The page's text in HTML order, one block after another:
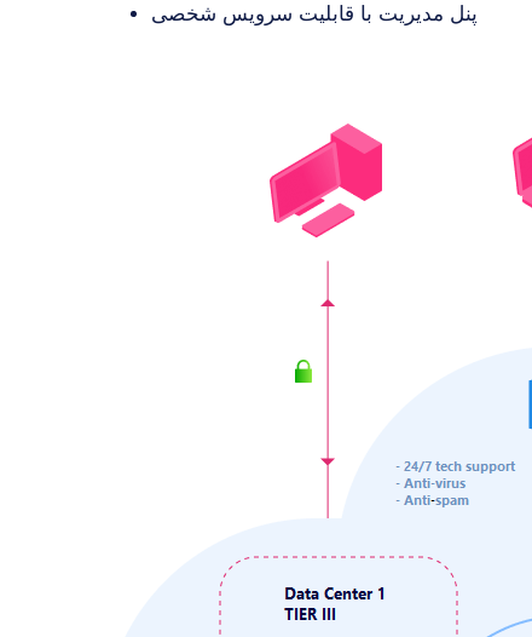
پنل مدیریت با قابلیت سرویس شخصی